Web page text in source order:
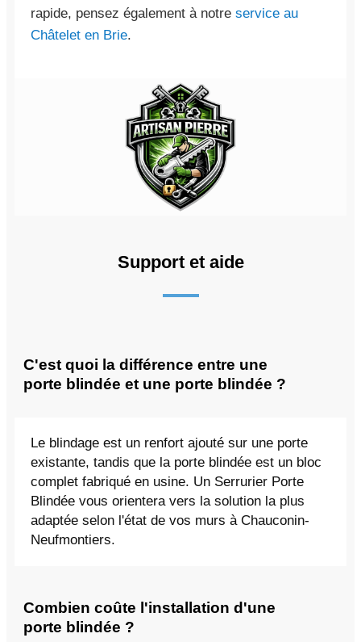
rapide, pensez également à notre service au
Châtelet en Brie.
Support et aide
C'est quoi la différence entre une
porte blindée et une porte blindée ?
Le blindage est un renfort ajouté sur une porte
existante, tandis que la porte blindée est un bloc
complet fabriqué en usine. Un Serrurier Porte
Blindée vous orientera vers la solution la plus
adaptée selon l'état de vos murs à Chauconin-
Neufmontiers.
Combien coûte l'installation d'une
porte blindée ?